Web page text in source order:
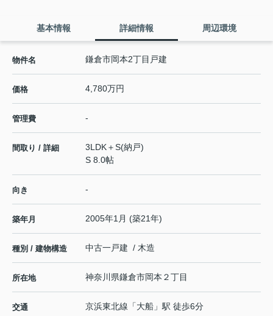
基本情報 詳細情報 周辺環境
物件名 鎌倉市岡本2丁目戸建
価格 4,780万円
管理費 -
間取り / 詳細
3LDK＋S(納戸)
S 8.0帖
向き -
築年月 2005年1月 (築21年)
種別 / 建物構造 中古一戸建 / 木造
所在地 神奈川県鎌倉市岡本 ２丁目
交通 京浜東北線 「大船 」駅 徒歩6分